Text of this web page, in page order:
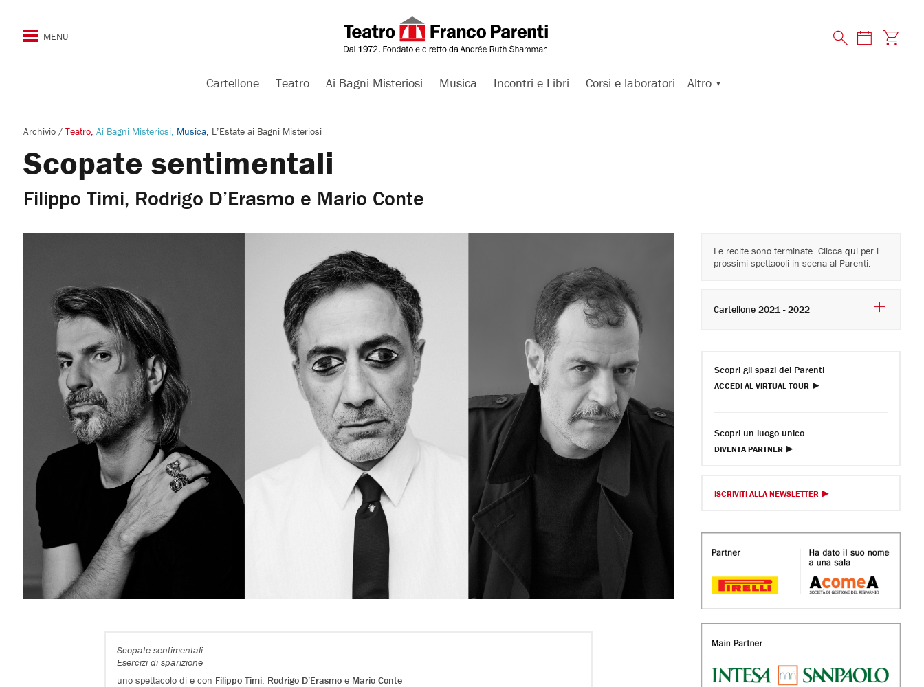
Cartellone Teatro Ai Bagni Misteriosi Musica Incontri e Libri Corsi e laboratori Altro
Archivio / Teatro Ai Bagni Misteriosi Musica L’Estate ai Bagni Misteriosi
Scopate sentimentali
Filippo Timi, Rodrigo D’Erasmo e Mario Conte
Scopate sentimentali.
Esercizi di sparizione
uno spettacolo di e con Filippo Timi, Rodrigo D’Erasmo e Mario Conte
Le recite sono terminate. Clicca quiper i
prossimi spettacoli in scena al Parenti.
Cartellone 2021 - 2022
Scopri gli spazi del Parenti
ACCEDI AL VIRTUAL TOUR
Scopri un luogo unico
DIVENTA PARTNER
ISCRIVITI ALLA NEWSLETTER